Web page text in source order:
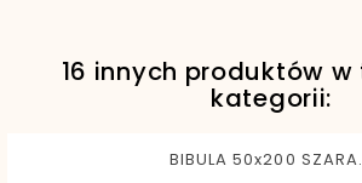
EAN13
16 innych produktów
kategorii:
BIBULA 50x200